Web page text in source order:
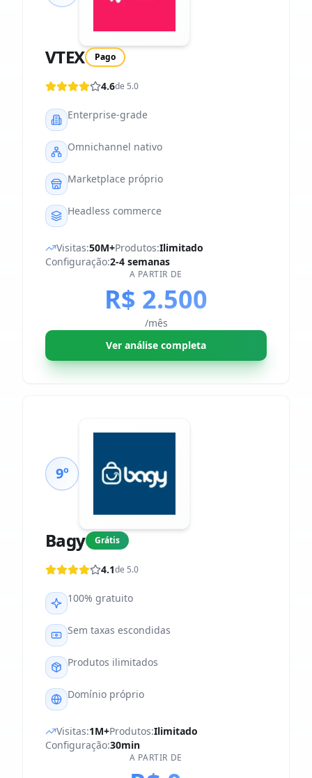
VTEX Pago
4.6de 5.0
Enterprise-grade
Omnichannel nativo
Marketplace próprio
Headless commerce
Visitas:50M+Produtos:Ilimitado
Configuração:2-4 semanas
A PARTIR DE
R$ 2.500
/mês
Ver análise completa
9º
Bagy Grátis
4.1de 5.0
100% gratuito
Sem taxas escondidas
Produtos ilimitados
Domínio próprio
Visitas:1M+Produtos:Ilimitado
Configuração:30min
A PARTIR DE